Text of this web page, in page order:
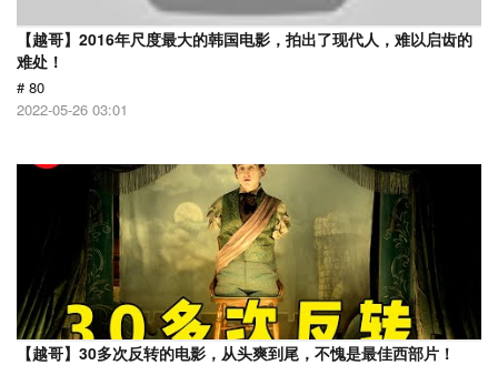
【越哥】2016年尺度最大的韩国电影，拍出了现代人，难以启齿的
难处！
# 80
2022-05-26 03:01
【越哥】30多次反转的电影，从头爽到尾，不愧是最佳西部片！